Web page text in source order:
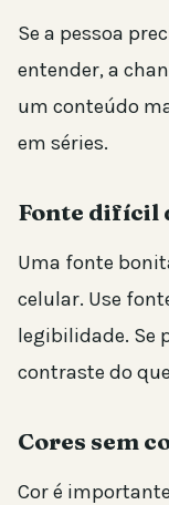
Se a pessoa
entender, a
um conteúdo
em séries.
Fonte difícil
Uma fonte
celular. Use
legibilidade. Se
contraste do
Cores sem
Cor é